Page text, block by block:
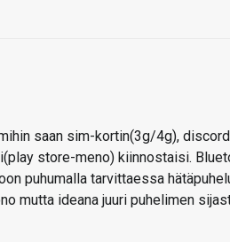
saan sim-kortin(3g/4g),
store-meno) kiinnostaisi.
puhumalla tarvittaessa
mutta ideana juuri puhelimen